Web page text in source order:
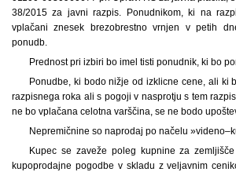
38/2015 za javni razpis. Ponudnikom, ki na
vplačani znesek brezobrestno vrnjen v petih
ponudb.
Prednost pri izbiri bo imel tisti ponudnik, ki bo
Ponudbe, ki bodo nižje od izklicne cene, ali ki
razpisnega roka ali s pogoji v nasprotju s tem
ne bo vplačana celotna varščina, se ne bodo
Nepremičnine so naprodaj po načelu
Kupec se zaveže poleg kupnine za
kupoprodajne pogodbe v skladu z veljavnim